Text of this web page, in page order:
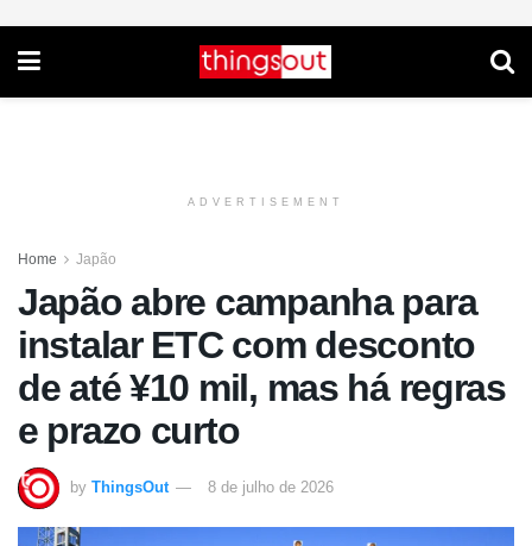
ADVERTISEMENT
Home Japão
Japão abre campanha para
instalar ETC com desconto
de até ¥10 mil, mas há regras
e prazo curto
by ThingsOut 8 de julho de 2026